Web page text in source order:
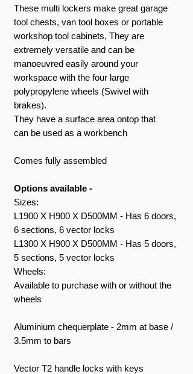
These multi lockers make great garage
tool chests, van tool boxes or portable
workshop tool cabinets, They are
extremely versatile and can be
manoeuvred easily around your
workspace with the four large
polypropylene wheels (Swivel with
brakes).
They have a surface area ontop that
can be used as a workbench
Comes fully assembled
Options available -
Sizes:
L1900 X H900 X D500MM - Has 6 doors,
6 sections, 6 vector locks
L1300 X H900 X D500MM - Has 5 doors,
5 sections, 5 vector locks
Wheels:
Available to purchase with or without the
wheels
Aluminium chequerplate - 2mm at base /
3.5mm to bars
Vector T2 handle locks with keys